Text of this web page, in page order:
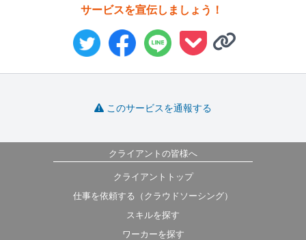
サービスを宣伝しましょう！
このサービスを通報する
クライアントの皆様へ
クライアントトップ
仕事を依頼する（クラウドソーシング）
スキルを探す
ワーカーを探す